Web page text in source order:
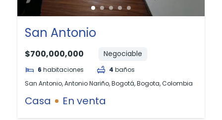
San Antonio
$700,000,000 Negociable
6 habitaciones 4 baños
San Antonio, Antonio Nariño, Bogotá, Bogota, Colombia
Casa En venta